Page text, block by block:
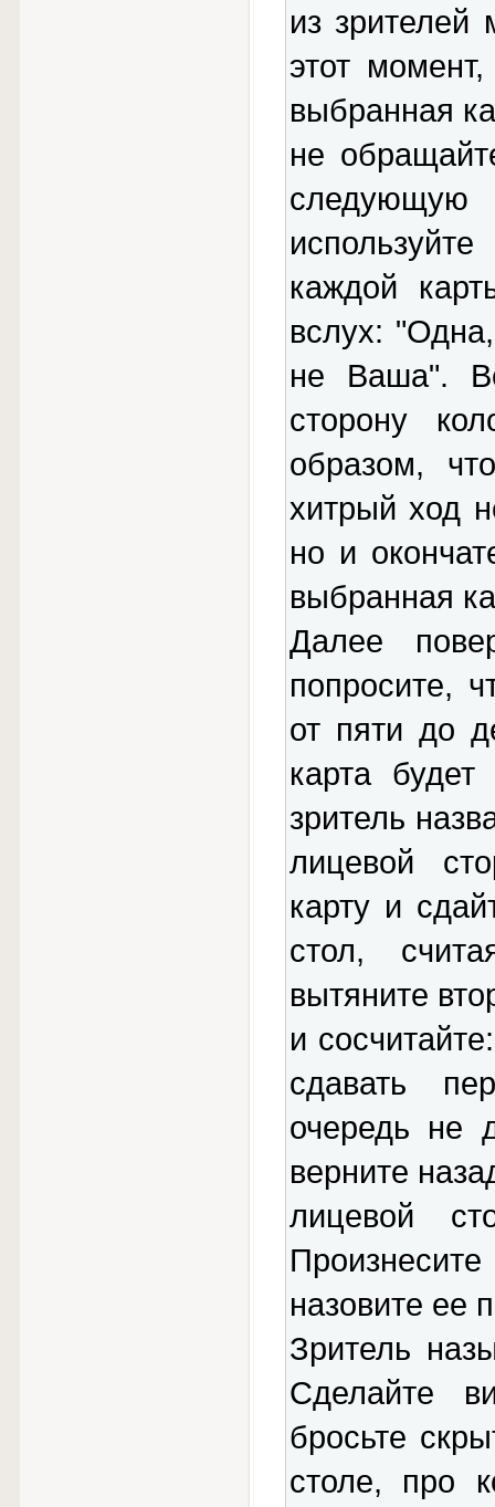
из зрителей
этот
выбранная
не
каждой
вслух:
не Ваша".
сторону
образом,
хитрый ход
но и
выбранная
Далее
попросите,
от пяти до
карта
зритель
лицевой
карту и
стол,
вытяните
и
сдавать
очередь не
верните
лицевой
назовите ее
Зритель
Сделайте
бросьте
столе, про